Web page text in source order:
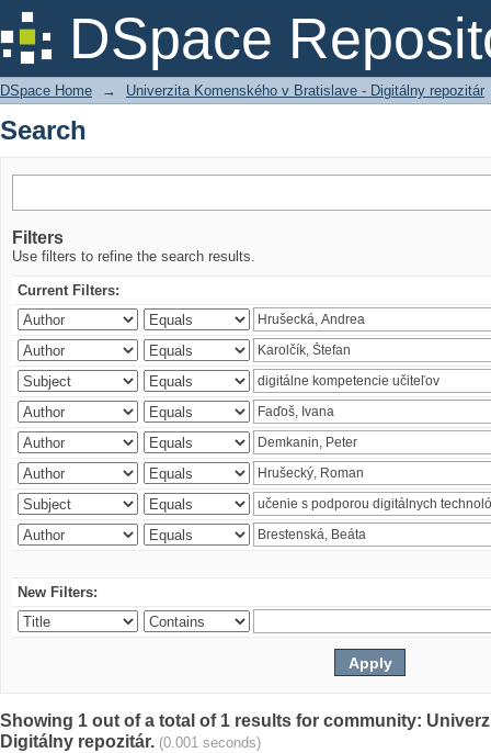
DSpace
Search
DSpace Home → Univerzita Komenského v Bratislave - Digitálny repozitár
Search
Filters
Use filters to refine the search results.
Current Filters:
New Filters:
Showing 1 out of a total of 1 results for community:
Digitálny repozitár. (0.001 seconds)